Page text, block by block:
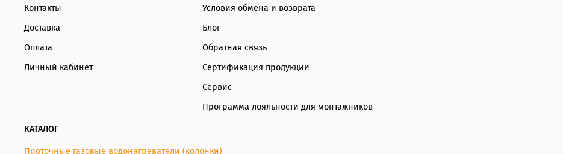
Контакты
Доставка
Оплата
Личный кабинет
Условия обмена и возврата
Блог
Обратная связь
Сертификация продукции
Сервис
Программа лояльности для монтажников
КАТАЛОГ
Проточные газовые водонагреватели (колонки)